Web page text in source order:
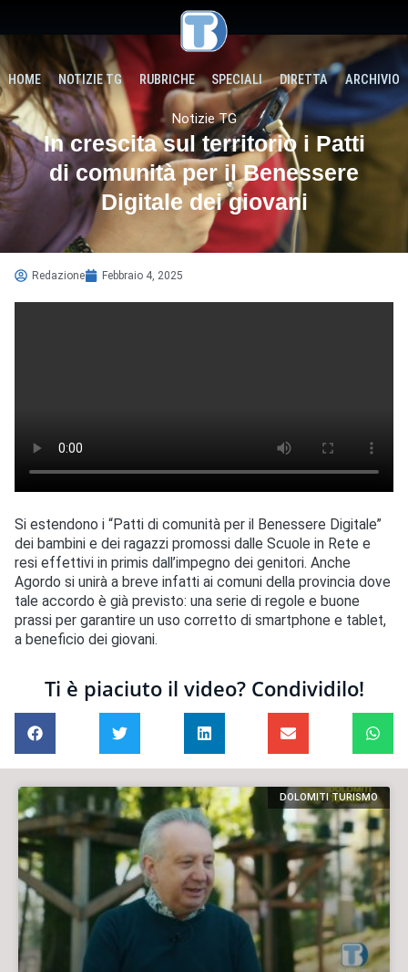
HOME NOTIZIE TG RUBRICHE SPECIALI DIRETTA ARCHIVIO
Notizie TG
In crescita sul territorio i Patti
di comunità per il Benessere
Digitale dei giovani
Redazione Febbraio 4, 2025
Si estendono i “Patti di comunità per il Benessere Digitale”
dei bambini e dei ragazzi promossi dalle Scuole in Rete e
resi effettivi in primis dall’impegno dei genitori. Anche
Agordo si unirà a breve infatti ai comuni della provincia dove
tale accordo è già previsto: una serie di regole e buone
prassi per garantire un uso corretto di smartphone e tablet,
a beneficio dei giovani.
Ti è piaciuto il video? Condividilo!
DOLOMITI TURISMO